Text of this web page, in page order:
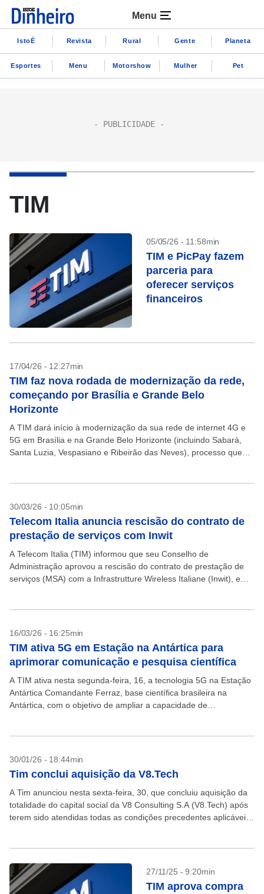
Menu
IstoÉ Revista Rural Gente Planeta
Esportes Menu Motorshow Mulher Pet
TIM
05/05/26 - 11:58min
TIM e PicPay fazem
parceria para
oferecer serviços
financeiros
17/04/26 - 12:27min
TIM faz nova rodada de modernização da rede,
começando por Brasília e Grande Belo
Horizonte
A TIM dará início à modernização da sua rede de internet 4G e
5G em Brasília e na Grande Belo Horizonte (incluindo Sabará,
Santa Luzia, Vespasiano e Ribeirão das Neves), processo que
30/03/26 - 10:05min
Telecom Italia anuncia rescisão do contrato de
prestação de serviços com Inwit
A Telecom Italia (TIM) informou que seu Conselho de
Administração aprovou a rescisão do contrato de prestação de
serviços (MSA) com a Infrastrutture Wireless Italiane (Inwit), em
16/03/26 - 16:25min
TIM ativa 5G em Estação na Antártica para
aprimorar comunicação e pesquisa científica
A TIM ativa nesta segunda-feira, 16, a tecnologia 5G na Estação
Antártica Comandante Ferraz, base científica brasileira na
Antártica, com o objetivo de ampliar a capacidade de
30/01/26 - 18:44min
Tim conclui aquisição da V8.Tech
A Tim anunciou nesta sexta-feira, 30, que concluiu aquisição da
totalidade do capital social da V8 Consulting S.A (V8.Tech) após
terem sido atendidas todas as condições precedentes aplicáveis.
27/11/25 - 9:20min
TIM aprova compra